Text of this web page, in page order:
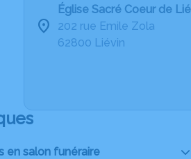
Église Sacré Coeur de
202 rue Emile Zola
62800 Liévin
en salon funéraire